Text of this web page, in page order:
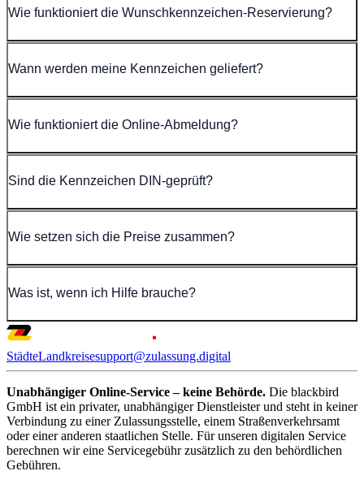
Wie funktioniert die Wunschkennzeichen-Reservierung?
Wann werden meine Kennzeichen geliefert?
Wie funktioniert die Online-Abmeldung?
Sind die Kennzeichen DIN-geprüft?
Wie setzen sich die Preise zusammen?
Was ist, wenn ich Hilfe brauche?
StädteLandkreisesupport@zulassung.digital
Unabhängiger Online-Service – keine Behörde. Die blackbird
GmbH ist ein privater, unabhängiger Dienstleister und steht in keiner
Verbindung zu einer Zulassungsstelle, einem Straßenverkehrsamt
oder einer anderen staatlichen Stelle. Für unseren digitalen Service
berechnen wir eine Servicegebühr zusätzlich zu den behördlichen
Gebühren.